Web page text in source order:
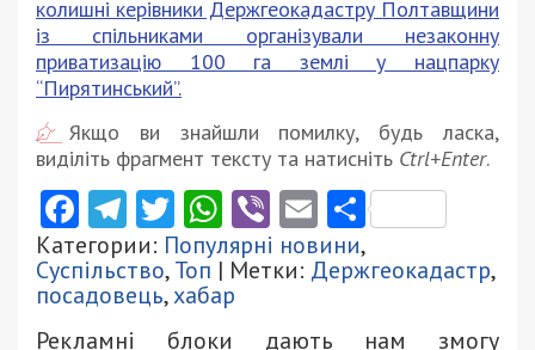
колишні керівники Держгеокадастру Полтавщини
із спільниками організували незаконну
приватизацію 100 га землі у нацпарку
“Пирятинський”.
Якщо ви знайшли помилку, будь ласка,
виділіть фрагмент тексту та натисніть Ctrl+Enter.
Facebook
Telegram
Twitter
WhatsApp
ViberEmail
Категории: Популярні новини,
Суспільство,Топ | Метки: Держгеокадастр,
посадовець,хабар
Рекламні блоки дають нам змогу